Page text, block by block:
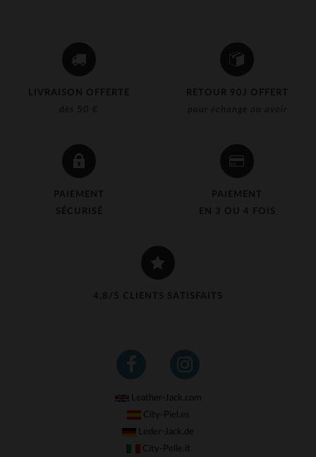
LIVRAISON OFFERTE
dès 50 €
RETOUR 90J OFFERT
pour échange ou avoir
PAIEMENT
SÉCURISÉ
PAIEMENT
EN 3 OU 4 FOIS
4,8/5 CLIENTS SATISFAITS
Leather-Jack.com
City-Piel.es
Leder-Jack.de
City-Pelle.it